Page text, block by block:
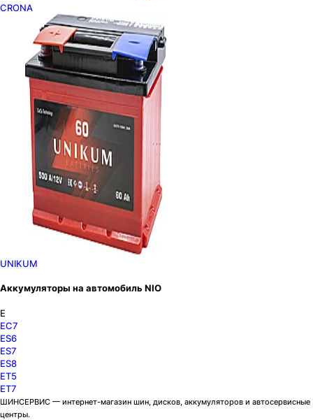
CRONA
UNIKUM
Аккумуляторы на автомобиль NIO
E
EC7
ES6
ES7
ES8
ET5
ET7
ШИНСЕРВИС — интернет-магазин шин, дисков, аккумуляторов и автосервисные
центры.